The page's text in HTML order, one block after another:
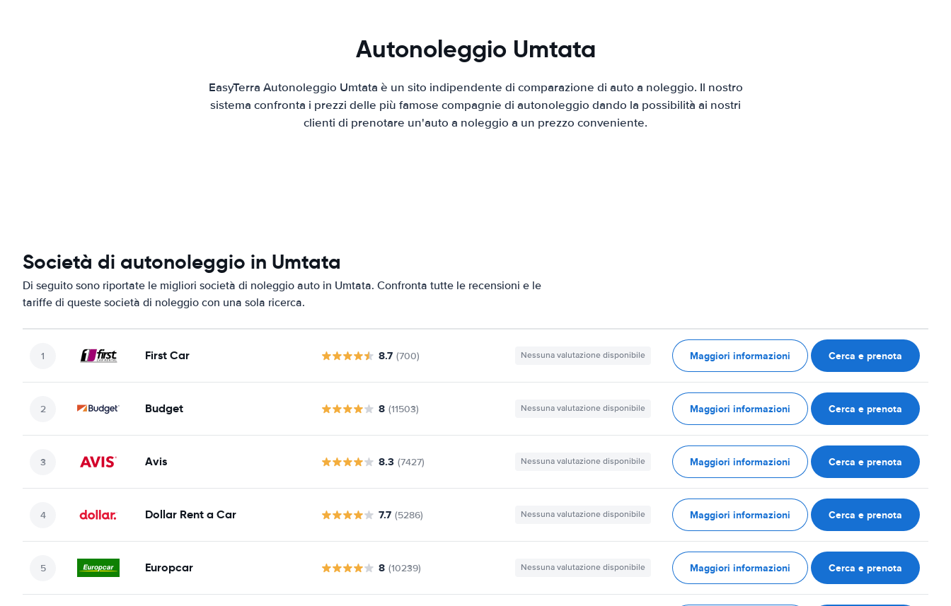
Autonoleggio Umtata
EasyTerra Autonoleggio Umtata è un sito indipendente di comparazione di auto a noleggio. Il nostro
sistema confronta i prezzi delle più famose compagnie di autonoleggio dando la possibilità ai nostri
clienti di prenotare un'auto a noleggio a un prezzo conveniente.
Società di autonoleggio in Umtata
Di seguito sono riportate le migliori società di noleggio auto in Umtata. Confronta tutte le recensioni e le
tariffe di queste società di noleggio con una sola ricerca.
First Car 8.7 (700) Nessuna valutazione disponibile Maggiori informazioni Cerca e prenota
Budget 8 (11503) Nessuna valutazione disponibile Maggiori informazioni Cerca e prenota
Avis 8.3 (7427) Nessuna valutazione disponibile Maggiori informazioni Cerca e prenota
Dollar Rent a Car 7.7 (5286) Nessuna valutazione disponibile Maggiori informazioni Cerca e prenota
Europcar 8 (10239) Nessuna valutazione disponibile Maggiori informazioni Cerca e prenota